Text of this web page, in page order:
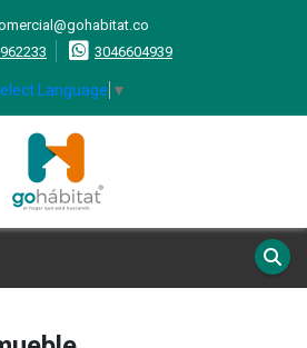
3046604939
Language ▼